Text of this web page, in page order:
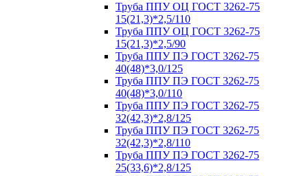
Труба ППУ ОЦ ГОСТ 3262-75
15(21,3)*2,5/110
Труба ППУ ОЦ ГОСТ 3262-75
15(21,3)*2,5/90
Труба ППУ ПЭ ГОСТ 3262-75
40(48)*3,0/125
Труба ППУ ПЭ ГОСТ 3262-75
40(48)*3,0/110
Труба ППУ ПЭ ГОСТ 3262-75
32(42,3)*2,8/125
Труба ППУ ПЭ ГОСТ 3262-75
32(42,3)*2,8/110
Труба ППУ ПЭ ГОСТ 3262-75
25(33,6)*2,8/125